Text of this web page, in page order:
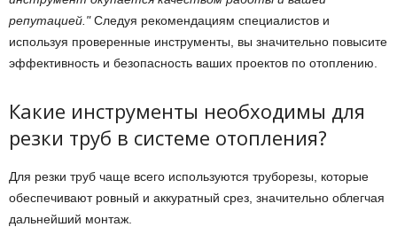
репутацией. Следуя рекомендациям специалистов и
используя проверенные инструменты, вы значительно повысите
эффективность и безопасность ваших проектов по отоплению.
Какие инструменты необходимы для
резки труб в системе отопления?
Для резки труб чаще всего используются труборезы, которые
обеспечивают ровный и аккуратный срез, значительно облегчая
дальнейший монтаж.